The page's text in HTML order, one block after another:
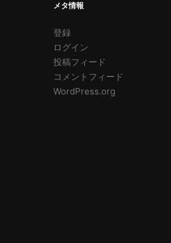
メタ情報
登録
ログイン
投稿フィード
コメントフィード
WordPress.org